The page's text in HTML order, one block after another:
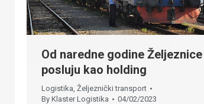
Od naredne godine Željeznice
posluju kao holding
Logistika Željeznički transport
By Klaster Logistika 04/02/2023